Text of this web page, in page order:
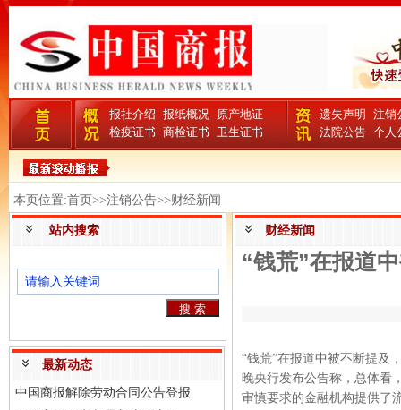
报社介绍 报纸概况 原产地证
检疫证书 商检证书 卫生证书
遗失声明
注销
法院公告 个人
本页位置:首页>>注销公告>>财经新闻
站内搜索
最新动态
中国商报解除劳动合同公告登报
财经新闻
“钱荒”在报道
“钱荒”在报道中被不断提及
晚央行发布公告称，总体看
审慎要求的金融机构提供了